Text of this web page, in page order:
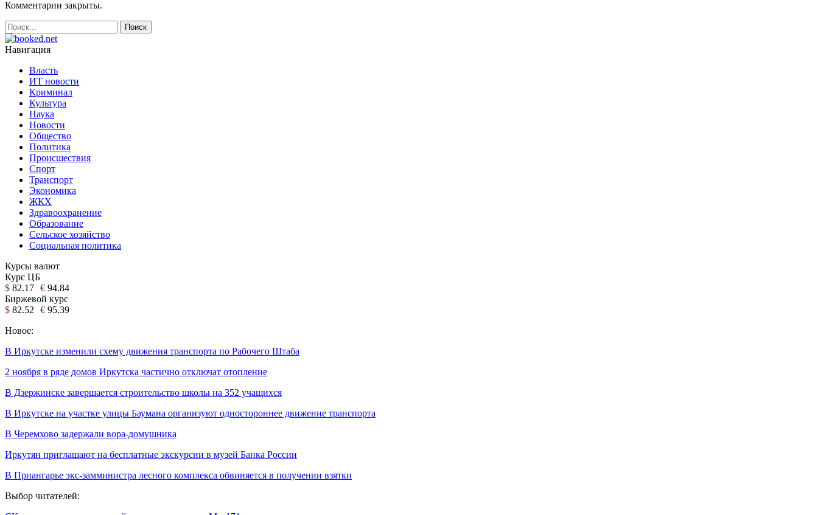
Комментарии закрыты.
Навигация
Власть
ИТ новости
Криминал
Культура
Наука
Новости
Общество
Политика
Происшествия
Спорт
Транспорт
Экономика
ЖКХ
Здравоохранение
Образование
Сельское хозяйство
Социальная политика
Курсы валют
Курс ЦБ
$ 82.17 € 94.84
Биржевой курс
$ 82.52 € 95.39
Новое:
В Иркутске изменили схему движения транспорта по Рабочего Штаба
2 ноября в ряде домов Иркутска частично отключат отопление
В Дзержинске завершается строительство школы на 352 учащихся
В Иркутске на участке улицы Баумана организуют одностороннее движение транспорта
В Черемхово задержали вора-домушника
Иркутян приглашают на бесплатные экскурсии в музей Банка России
В Приангарье экс-замминистра лесного комплекса обвиняется в получении взятки
Выбор читателей: